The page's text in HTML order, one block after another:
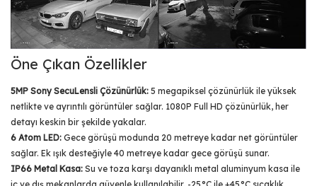
Öne Çıkan Özellikler
5MP Sony SecuLensli Çözünürlük: 5 megapiksel çözünürlük ile yüksek
netlikte ve ayrıntılı görüntüler sağlar. 1080P Full HD çözünürlük, her
detayı keskin bir şekilde yakalar.
6 Atom LED: Gece görüşü modunda 20 metreye kadar net görüntüler
sağlar. Ek ışık desteğiyle 40 metreye kadar gece görüşü sunar.
IP66 Metal Kasa: Su ve toza karşı dayanıklı metal aluminyum kasa ile